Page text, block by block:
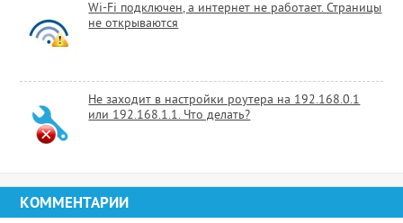
Wi-Fi подключен, а интернет не работает. Страницы
не открываются
Не заходит в настройки роутера на 192.168.0.1
или 192.168.1.1. Что делать?
КОММЕНТАРИИ